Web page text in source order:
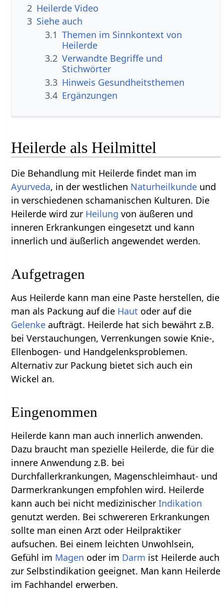
2 Heilerde Video
3 Siehe auch
3.1 Themen im Sinnkontext von
Heilerde
3.2 Verwandte Begriffe und
Stichwörter
3.3 Hinweis Gesundheitsthemen
3.4 Ergänzungen
Heilerde als Heilmittel
Die Behandlung mit Heilerde findet man im
Ayurveda, in der westlichen Naturheilkunde und
in verschiedenen schamanischen Kulturen. Die
Heilerde wird zur Heilung von äußeren und
inneren Erkrankungen eingesetzt und kann
innerlich und äußerlich angewendet werden.
Aufgetragen
Aus Heilerde kann man eine Paste herstellen, die
man als Packung auf die Haut oder auf die
Gelenke aufträgt. Heilerde hat sich bewährt z.B.
bei Verstauchungen, Verrenkungen sowie Knie-,
Ellenbogen- und Handgelenksproblemen.
Alternativ zur Packung bietet sich auch ein
Wickel an.
Eingenommen
Heilerde kann man auch innerlich anwenden.
Dazu braucht man spezielle Heilerde, die für die
innere Anwendung z.B. bei
Durchfallerkrankungen, Magenschleimhaut- und
Darmerkrankungen empfohlen wird. Heilerde
kann auch bei nicht medizinischerIndikation
genutzt werden. Bei schwereren Erkrankungen
sollte man einen Arzt oder Heilpraktiker
aufsuchen. Bei einem leichten Unwohlsein,
Gefühl im Magen oder im Darm ist Heilerde auch
zur Selbstindikation geeignet. Man kann Heilerde
im Fachhandel erwerben.